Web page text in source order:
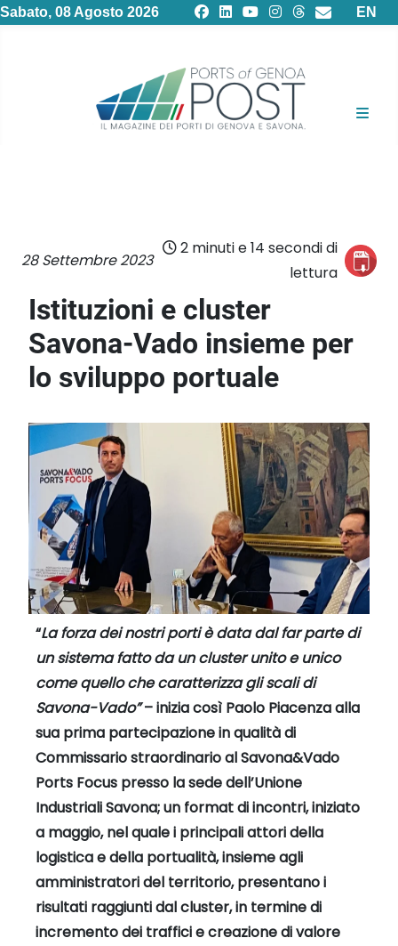
Sabato, 08 Agosto 2026 EN
28 Settembre 2023
2 minuti e 14 secondi di
lettura
Istituzioni e cluster
Savona-Vado insieme per
lo sviluppo portuale
“La forza dei nostri porti è data dal far parte di
un sistema fatto da un cluster unito e unico
come quello che caratterizza gli scali di
Savona-Vado”– inizia così Paolo Piacenza alla
sua prima partecipazione in qualità di
Commissario straordinario al Savona&Vado
Ports Focus presso la sede dell’Unione
Industriali Savona; un format di incontri, iniziato
a maggio, nel quale i principali attori della
logistica e della portualità, insieme agli
amministratori del territorio, presentano i
risultati raggiunti dal cluster, in termine di
incremento dei traffici e creazione di valore